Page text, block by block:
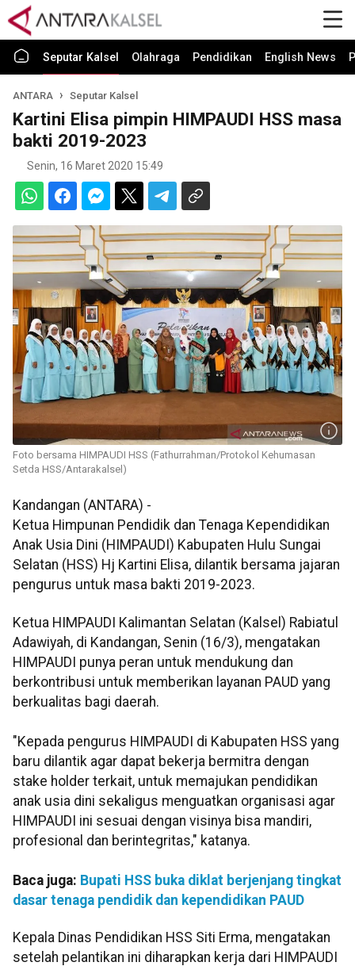
Seputar Kalsel Olahraga Pendidikan English News
ANTARA Seputar Kalsel
Kartini Elisa pimpin HIMPAUDI HSS masa
bakti 2019-2023
Senin, 16 Maret 2020 15:49
Foto bersama HIMPAUDI HSS (Fathurrahman/Protokol Kehumasan
Setda HSS/Antarakalsel)
Kandangan (ANTARA) -
Ketua Himpunan Pendidik dan Tenaga Kependidikan
Anak Usia Dini (HIMPAUDI) Kabupaten Hulu Sungai
Selatan (HSS) Hj Kartini Elisa, dilantik bersama jajaran
pengurus untuk masa bakti 2019-2023.
Ketua HIMPAUDI Kalimantan Selatan (Kalsel) Rabiatul
Adawiyah, di Kandangan, Senin (16/3), mengatakan
HIMPAUDI punya peran untuk mendukung dan
berkontribusi untuk memberikan layanan PAUD yang
berkualitas bagi daerah.
"Kepada pengurus HIMPAUDI di Kabupaten HSS yang
baru dilantik agar dapat bekerja bermitra dengan
stake holder terkait, untuk memajukan pendidikan
anak usia dini sekaligus menguatkan organisasi agar
HIMPAUDI ini sesuai dengan visinya bisa mandiri,
profesional dan berintegritas," katanya.
Baca juga: Bupati HSS buka diklat berjenjang tingkat
dasar tenaga pendidik dan kependidikan PAUD
Kepala Dinas Pendidikan HSS Siti Erma, mengatakan
setelah pelantikan ini diharapkan kerja dari HIMPAUDI